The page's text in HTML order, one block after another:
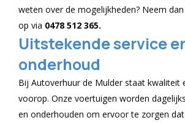
weten over de mogelijkheden? Neem
op via 0478 512 365.
Uitstekende service
onderhoud
Bij Autoverhuur de Mulder staat kwaliteit
voorop. Onze voertuigen worden
en onderhouden om ervoor te zorgen